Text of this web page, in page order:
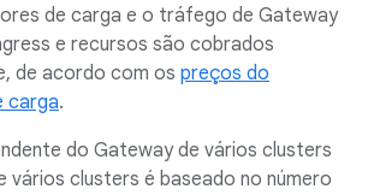
de carga e o tráfego de Gateway
e recursos são cobrados
de acordo com os preços do
carga.
do Gateway de vários clusters
vários clusters é baseado no número